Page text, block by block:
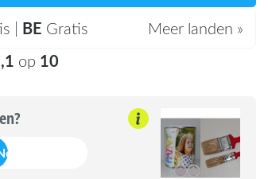
| BE Gratis
Meer landen »
op 10